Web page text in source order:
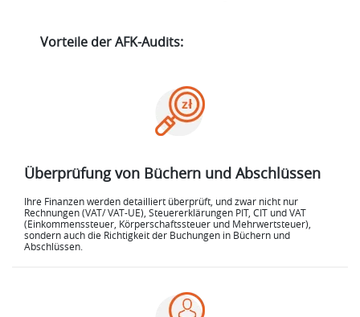
Vorteile der AFK-Audits:
Überprüfung von Büchern und Abschlüssen
Ihre Finanzen werden detailliert überprüft, und zwar nicht nur
Rechnungen (VAT/ VAT-UE), Steuererklärungen PIT, CIT und VAT
(Einkommenssteuer, Körperschaftssteuer und Mehrwertsteuer),
sondern auch die Richtigkeit der Buchungen in Büchern und
Abschlüssen.